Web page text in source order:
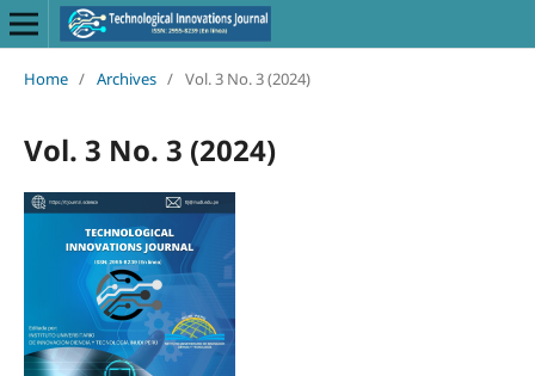
Home / Archives / Vol. 3 No. 3 (2024)
Vol. 3 No. 3 (2024)